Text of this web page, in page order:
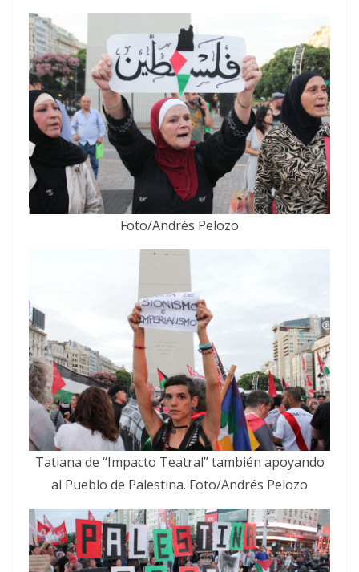
Foto/Andrés Pelozo
Tatiana de “Impacto Teatral” también apoyando
al Pueblo de Palestina. Foto/Andrés Pelozo